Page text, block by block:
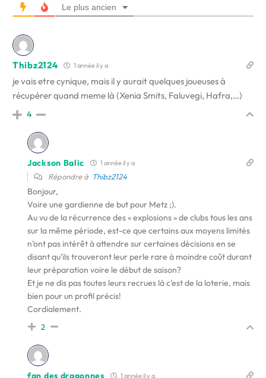
Le plus ancien
Thibz2124 1 année il y a
je vais etre cynique, mais il y aurait quelques joueuses à
récupérer quand meme là (Xenia Smits, Faluvegi, Hafra,…)
4
Jackson Balic 1 année il y a
Répondre à Thibz2124
Bonjour,
Voire une gardienne de but pour Metz ;).
Au vu de la récurrence des « explosions » de clubs tous les ans
sur la même période, est-ce que certains aux moyens limités
n’ont pas intérêt à attendre sur certaines décisions en se
disant qu’ils trouveront leur perle rare à moindre coût durant
leur préparation voire le début de saison?
Et je ne dis pas toutes leurs recrues là c’est de la loterie, mais
bien pour un profil précis!
Cordialement.
2
fan des dragonnes 1 année il y a